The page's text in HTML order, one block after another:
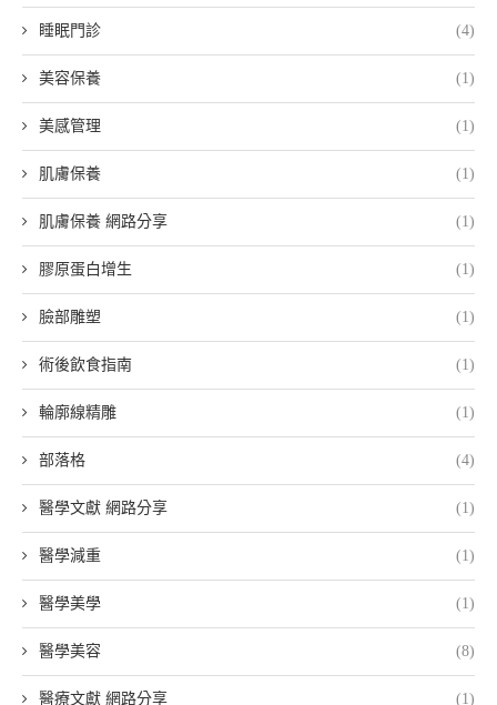
睡眠門診 (4)
美容保養 (1)
美感管理 (1)
肌膚保養 (1)
肌膚保養 網路分享 (1)
膠原蛋白增生 (1)
臉部雕塑 (1)
術後飲食指南 (1)
輪廓線精雕 (1)
部落格 (4)
醫學文獻 網路分享 (1)
醫學減重 (1)
醫學美學 (1)
醫學美容 (8)
醫療文獻 網路分享 (1)